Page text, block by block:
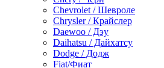
Chevrolet / Шевроле
Chrysler / Крайслер
Daewoo / Дэу
Daihatsu / Дайхатсу
Dodge / Додж
Fiat/Фиат